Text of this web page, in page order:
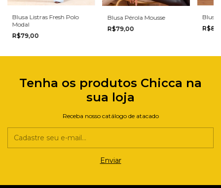
Blusa Listras Fresh Polo
Modal
R$79,00
Blusa Pérola Mousse
R$79,00
Blusa
Tenha os produtos Chicca na
sua loja
Receba nosso catálogo de atacado